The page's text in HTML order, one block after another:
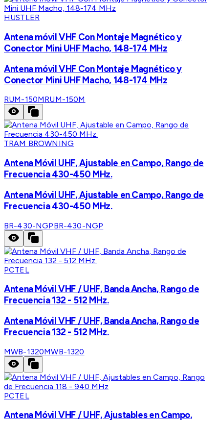
HUSTLER
Antena móvil VHF Con Montaje Magnético y
Conector Mini UHF Macho, 148-174 MHz
Antena móvil VHF Con Montaje Magnético y
Conector Mini UHF Macho, 148-174 MHz
RUM-150MRUM-150M
TRAM BROWNING
Antena Móvil UHF, Ajustable en Campo, Rango de
Frecuencia 430-450 MHz.
Antena Móvil UHF, Ajustable en Campo, Rango de
Frecuencia 430-450 MHz.
BR-430-NGPBR-430-NGP
PCTEL
Antena Móvil VHF / UHF, Banda Ancha, Rango de
Frecuencia 132 - 512 MHz.
Antena Móvil VHF / UHF, Banda Ancha, Rango de
Frecuencia 132 - 512 MHz.
MWB-1320MWB-1320
PCTEL
Antena Móvil VHF / UHF, Ajustables en Campo,